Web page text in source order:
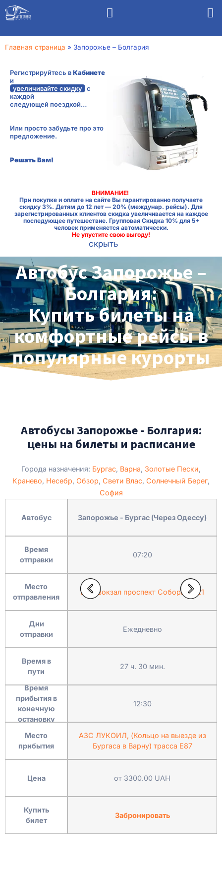
Главная страница » Запорожье – Болгария
Регистрируйтесь вКабинете
и
увеличивайте скидкус
каждой
следующей поездкой…
Или просто забудьте про это
предложение.
Решать Вам!
ВНИМАНИЕ!
При покупке и оплате на сайте Вы гарантированно получаете
скидку 3%. Детям до 12 лет — 20% (междунар. рейсы). Для
зарегистрированных клиентов скидка увеличивается на каждое
последующее путешествие. Групповая Скидка 10% для 5+
человек применяется автоматически.
Не упустите свою выгоду!
скрыть
Автобус Запорожье –
Болгария:
Купить билеты на
комфортные рейсы в
популярные курорты
Автобусы Запорожье - Болгария:
цены на билеты и расписание
Города назначения: Бургас, Варна, Золотые Пески,
Кранево, Несебр, Обзор, Свети Влас, Солнечный Берег,
София
Автобус
Время
отправки
Место
отправления
Дни
отправки
Время в
пути
Время
прибытия в
конечную
остановку
Место
прибытия
Цена
Купить
билет
Запорожье - Бургас (Через Одессу)
07:20
Автовокзал проспект Соборный 21
Ежедневно
27 ч. 30 мин.
12:30
АЗС ЛУКОИЛ, (Кольцо на выезде из
Бургаса в Варну) трасса Е87
от 3300.00 UAH
Забронировать